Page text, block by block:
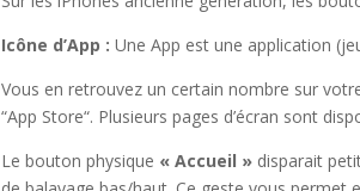
Icône d’App : Une App est une application
Vous en retrouvez un certain nombre sur
“App Store“. Plusieurs pages d’écran sont
Le bouton physique « Accueil » disparait